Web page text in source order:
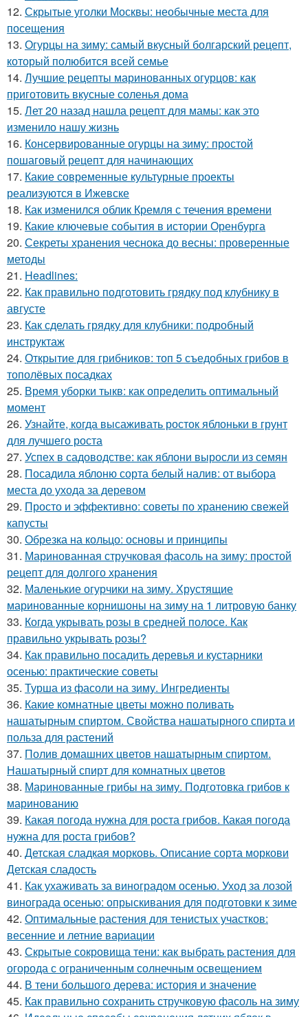
12. Скрытые уголки Москвы: необычные места для
посещения
13. Огурцы на зиму: самый вкусный болгарский рецепт,
который полюбится всей семье
14. Лучшие рецепты маринованных огурцов: как
приготовить вкусные соленья дома
15. Лет 20 назад нашла рецепт для мамы: как это
изменило нашу жизнь
16. Консервированные огурцы на зиму: простой
пошаговый рецепт для начинающих
17. Какие современные культурные проекты
реализуются в Ижевске
18. Как изменился облик Кремля с течения времени
19. Какие ключевые события в истории Оренбурга
20. Секреты хранения чеснока до весны: проверенные
методы
21. Headlines:
22. Как правильно подготовить грядку под клубнику в
августе
23. Как сделать грядку для клубники: подробный
инструктаж
24. Открытие для грибников: топ 5 съедобных грибов в
тополёвых посадках
25. Время уборки тыкв: как определить оптимальный
момент
26. Узнайте, когда высаживать росток яблоньки в грунт
для лучшего роста
27. Успех в садоводстве: как яблони выросли из семян
28. Посадила яблоню сорта белый налив: от выбора
места до ухода за деревом
29. Просто и эффективно: советы по хранению свежей
капусты
30. Обрезка на кольцо: основы и принципы
31. Маринованная стручковая фасоль на зиму: простой
рецепт для долгого хранения
32. Маленькие огурчики на зиму. Хрустящие
маринованные корнишоны на зиму на 1 литровую банку
33. Когда укрывать розы в средней полосе. Как
правильно укрывать розы?
34. Как правильно посадить деревья и кустарники
осенью: практические советы
35. Турша из фасоли на зиму. Ингредиенты
36. Какие комнатные цветы можно поливать
нашатырным спиртом. Свойства нашатырного спирта и
польза для растений
37. Полив домашних цветов нашатырным спиртом.
Нашатырный спирт для комнатных цветов
38. Маринованные грибы на зиму. Подготовка грибов к
маринованию
39. Какая погода нужна для роста грибов. Какая погода
нужна для роста грибов?
40. Детская сладкая морковь. Описание сорта моркови
Детская сладость
41. Как ухаживать за виноградом осенью. Уход за лозой
винограда осенью: опрыскивания для подготовки к зиме
42. Оптимальные растения для тенистых участков:
весенние и летние вариации
43. Скрытые сокровища тени: как выбрать растения для
огорода с ограниченным солнечным освещением
44. В тени большого дерева: история и значение
45. Как правильно сохранить стручковую фасоль на зиму